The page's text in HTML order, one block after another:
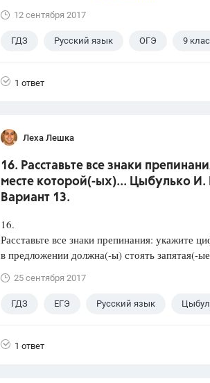
12 сентября 2017
ГДЗ Русский язык ОГЭ 9
1 ответ
Леха Лешка
16. Расставьте все знаки
месте которой(-ых)... Цыбулько И.
Вариант 13.
16.
Расставьте все знаки препинания: укажите
в предложении должна(-ы) стоять запятая(-
25 сентября 2017
ГДЗ ЕГЭ Русский язык
1 ответ